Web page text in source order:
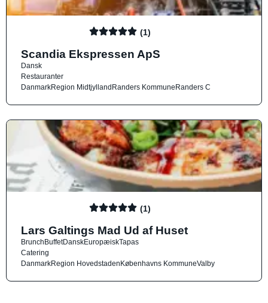
(1)
Scandia Ekspressen ApS
Dansk
Restauranter
DanmarkRegion MidtjyllandRanders KommuneRanders C
(1)
Lars Galtings Mad Ud af Huset
BrunchBuffetDanskEuropæiskTapas
Catering
DanmarkRegion HovedstadenKøbenhavns KommuneValby